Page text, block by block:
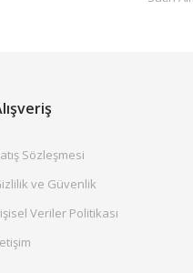
Sözleşmesi
ve Güvenlik
Veriler Politikası